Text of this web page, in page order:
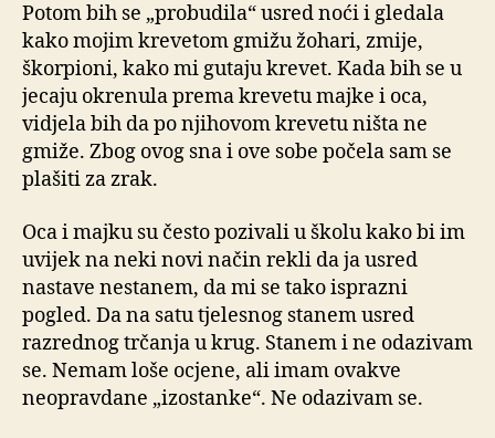
Potom bih se „probudila“ usred noći i gledala
kako mojim krevetom gmižu žohari, zmije,
škorpioni, kako mi gutaju krevet. Kada bih se u
jecaju okrenula prema krevetu majke i oca,
vidjela bih da po njihovom krevetu ništa ne
gmiže. Zbog ovog sna i ove sobe počela sam se
plašiti za zrak.
Oca i majku su često pozivali u školu kako bi im
uvijek na neki novi način rekli da ja usred
nastave nestanem, da mi se tako isprazni
pogled. Da na satu tjelesnog stanem usred
razrednog trčanja u krug. Stanem i ne odazivam
se. Nemam loše ocjene, ali imam ovakve
neopravdane „izostanke“. Ne odazivam se.